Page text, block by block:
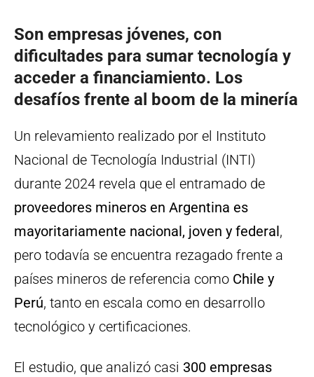
Son empresas jóvenes, con
dificultades para sumar tecnología y
acceder a financiamiento. Los
desafíos frente al boom de la minería
Un relevamiento realizado por el Instituto
Nacional de Tecnología Industrial (INTI)
durante 2024 revela que el entramado de
proveedores mineros en Argentina es
mayoritariamente nacional, joven y federal,
pero todavía se encuentra rezagado frente a
países mineros de referencia como Chile y
Perú, tanto en escala como en desarrollo
tecnológico y certificaciones.
El estudio, que analizó casi 300 empresas